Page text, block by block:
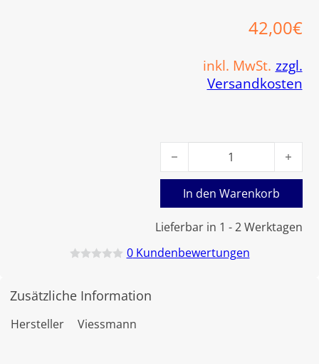
42,00€
inkl. MwSt. zzgl.
Versandkosten
Lieferbar in 1 - 2 Werktagen
Viessmann Rücklaufeinheit
In den Warenkorb
e
0Kundenbewertungen
Zusätzliche Information
Hersteller Viessmann